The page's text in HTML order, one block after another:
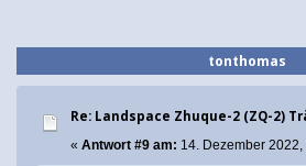
tonthomas
Re: Landspace Zhuque-2 (ZQ-2)
« Antwort #9 am: 14. Dezember